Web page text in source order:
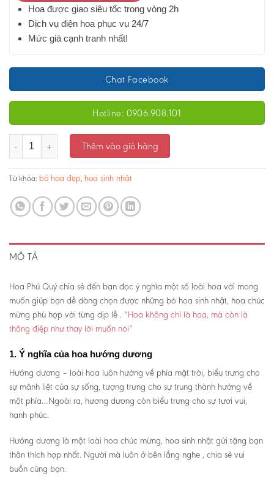
Hoa được giao siêu tốc trong vòng 2h
Dịch vụ điện hoa phục vụ 24/7
Mức giá cạnh tranh nhất!
Chat Facebook
Hotline: 0906.908.101
Bó hoa - Tình yêu màu hồng 03 - Ms:2443 số lượng
Thêm vào giỏ hàng
Từ khóa: bó hoa đẹp, hoa sinh nhật
MÔ TẢ
Hoa Phú Quý chia sẻ đến bạn đọc ý nghĩa một số loài hoa với mong
muốn giúp bạn dễ dàng chọn được những bó hoa sinh nhật, hoa chúc
mừng phù hợp với từng dịp lễ . “Hoa không chỉ là hoa, mà còn là
thông điệp như thay lời muốn nói”
1. Ý nghĩa của hoa hướng dương
Hướng dương – loài hoa luôn hướng về phía mặt trời, biểu trưng cho
sự mãnh liệt của sự sống, tượng trưng cho sự trung thành hướng về
một phía…Ngoài ra, hương dương còn biểu trưng cho sự tươi vui,
hạnh phúc.
Hướng dương là một loài hoa chúc mừng, hoa sinh nhật gửi tặng bạn
thân thích hợp nhất. Người mà luôn ở bên lắng nghe , chia sẻ vui
buồn cùng bạn.